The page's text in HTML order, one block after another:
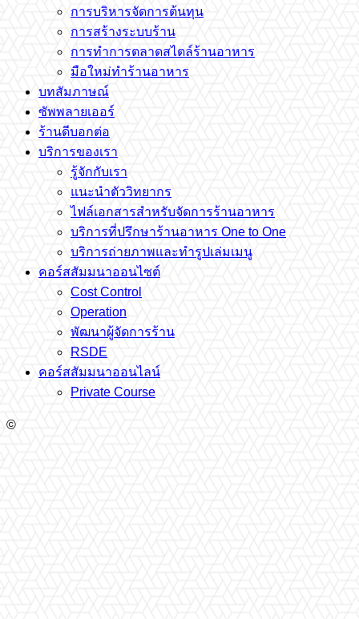
การบริหารจัดการต้นทุน
การสร้างระบบร้าน
การทำการตลาดสไตล์ร้านอาหาร
มือใหม่ทำร้านอาหาร
บทสัมภาษณ์
ซัพพลายเออร์
ร้านดีบอกต่อ
บริการของเรา
รู้จักกับเรา
แนะนำตัววิทยากร
ไฟล์เอกสารสำหรับจัดการร้านอาหาร
บริการที่ปรึกษาร้านอาหาร One to One
บริการถ่ายภาพและทำรูปเล่มเมนู
คอร์สสัมมนาออนไซต์
Cost Control
Operation
พัฒนาผู้จัดการร้าน
RSDE
คอร์สสัมมนาออนไลน์
Private Course
©